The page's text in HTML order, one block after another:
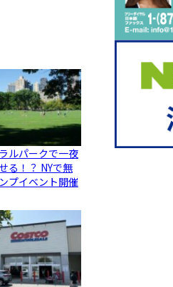
ルパークで一夜
る！？ NYで無
プイベント開催